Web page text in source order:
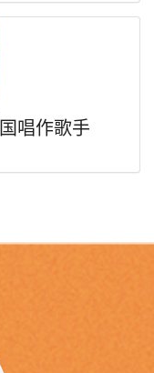
唱作歌手